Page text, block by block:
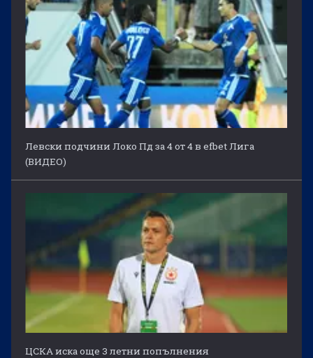
Левски подчини Локо Пд за 4 от 4 в efbet Лига
(ВИДЕО)
ЦСКА иска още 3 летни попълнения